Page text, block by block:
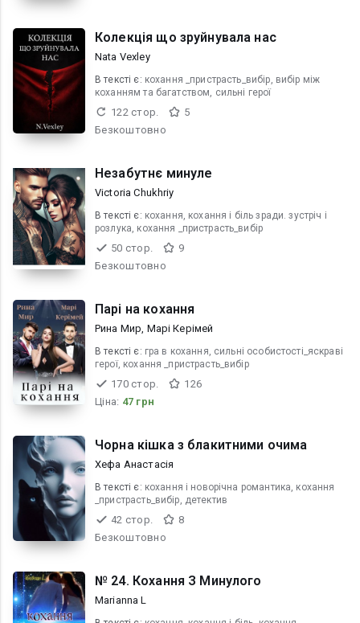
Колекція що зруйнувала нас
Nata Vexley
В текcті є: кохання _пристрасть_вибір, вибір між
коханням та багатством, сильні герої
122 стор.
5
Безкоштовно
Незабутнє минуле
Victoria Chukhriy
В текcті є: кохання, кохання і біль зради. зустріч і
розлука, кохання _пристрасть_вибір
50 стор.
9
Безкоштовно
Парі на кохання
Рина Мир, Марі Керімей
В текcті є: гра в кохання, сильні особистості_яскраві
герої, кохання _пристрасть_вибір
170 стор.
126
Ціна: 47 грн
Чорна кішка з блакитними очима
Хефа Анастасія
В текcті є: кохання і новорічна романтика, кохання
_пристрасть_вибір, детектив
42 стор.
8
Безкоштовно
№ 24. Кохання З Минулого
Marianna L